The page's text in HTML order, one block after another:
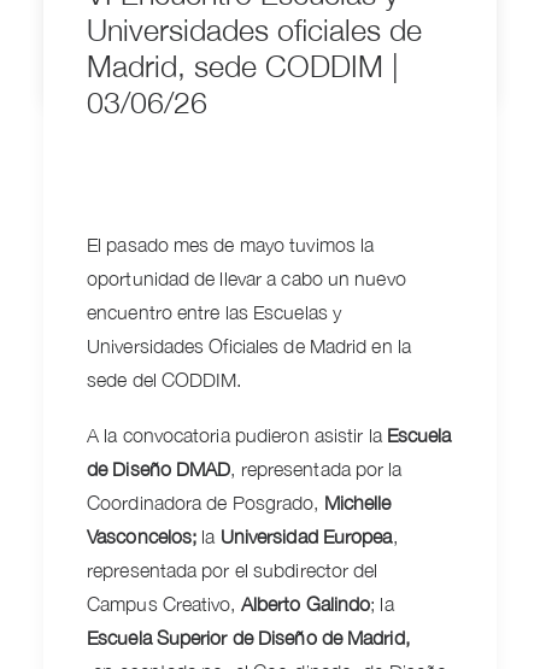
by albertoweb
Universidades oficiales de
Madrid, sede CODDIM |
03/06/26
El pasado mes de mayo tuvimos la
oportunidad de llevar a cabo un nuevo
encuentro entre las Escuelas y
Universidades Oficiales de Madrid en la
sede del CODDIM.
A la convocatoria pudieron asistir la Escuela
de Diseño DMAD, representada por la
Coordinadora de Posgrado, Michelle
Vasconcelos; la Universidad Europea,
representada por el subdirector del
Campus Creativo, Alberto Galindo; la
Escuela Superior de Diseño de Madrid,